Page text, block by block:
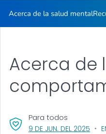
Acerca de la salud mental
Acerca de
9 DE JUN. DEL 2025 ,
Para todos